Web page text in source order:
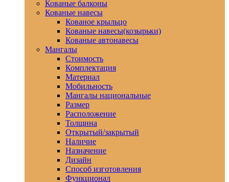
Кованые балконы
Кованые навесы
Кованое крыльцо
Кованые навесы(козырьки)
Кованые автонавесы
Мангалы
Стоимость
Комплектация
Материал
Мобильность
Мангалы национальные
Размер
Расположение
Толщина
Открытый/закрытый
Наличие
Назначение
Дизайн
Способ изготовления
Функционал